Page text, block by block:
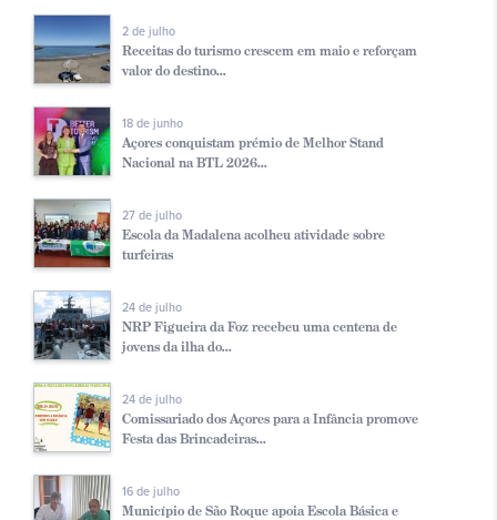
2 de julho
Receitas do turismo crescem em maio e reforçam
valor do destino...
18 de junho
Açores conquistam prémio de Melhor Stand
Nacional na BTL 2026...
27 de julho
Escola da Madalena acolheu atividade sobre
turfeiras
24 de julho
NRP Figueira da Foz recebeu uma centena de
jovens da ilha do...
24 de julho
Comissariado dos Açores para a Infância promove
Festa das Brincadeiras...
16 de julho
Município de São Roque apoia Escola Básica e